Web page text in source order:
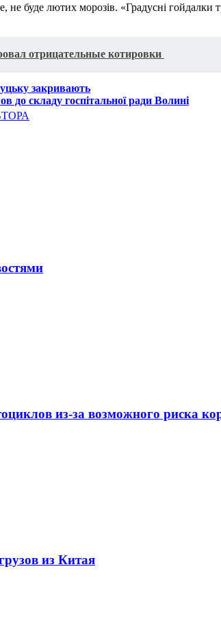
буде лютих морозів. «Градусні гойдалки
отрицательные котировки
закривають
до складу госпітальної ради Волині
из-за возможного риска
из Китая